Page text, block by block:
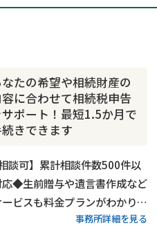
たの希望や相続財産の
に合わせて相続税申告
ポート！最短1.5か月で
きできます
談可】累計相談件数500件以
◆生前贈与や遺言書作成など
ビスも料金プランがわかりや
北区で相続税申告をするなら
事務所詳細を見る